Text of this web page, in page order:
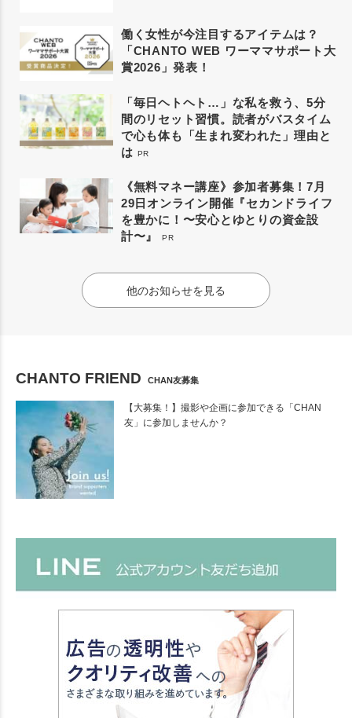
働く女性が今注目するアイテムは？
「CHANTO WEB ワーママサポート大
賞2026」発表！
「毎日ヘトヘト…」な私を救う、5分
間のリセット習慣。読者がバスタイム
で心も体も「生まれ変われた」理由と
は PR
《無料マネー講座》参加者募集！7月
29日オンライン開催『セカンドライフ
を豊かに！〜安心とゆとりの資金設
計〜』
PR
他のお知らせを見る
CHANTO FRIEND CHAN友募集
【大募集！】撮影や企画に参加できる「CHAN
友」に参加しませんか？